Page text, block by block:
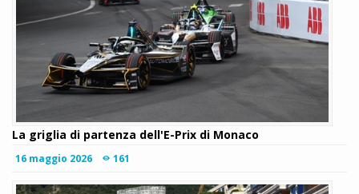
La griglia di partenza dell'E-Prix di Monaco
16 maggio 2026 161